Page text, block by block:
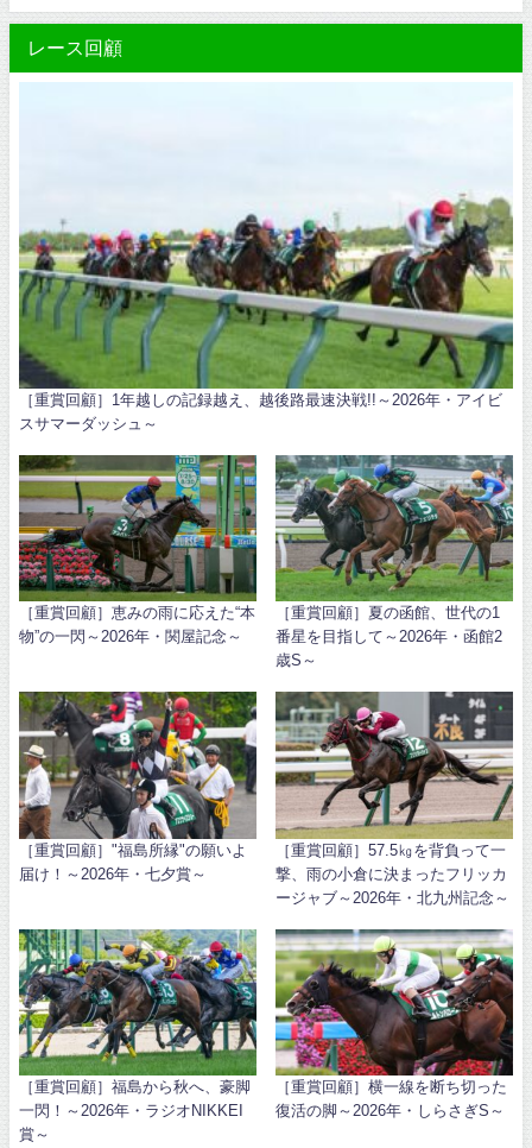
レース回顧
［重賞回顧］1年越しの記録越え、越後路最速決戦!!～2026年・アイビ
スサマーダッシュ～
［重賞回顧］恵みの雨に応えた“本
物”の一閃～2026年・関屋記念～
［重賞回顧］夏の函館、世代の1
番星を目指して～2026年・函館2
歳S～
［重賞回顧］"福島所縁"の願いよ
届け！～2026年・七夕賞～
［重賞回顧］57.5㎏を背負って一
撃、雨の小倉に決まったフリッカ
ージャブ～2026年・北九州記念～
［重賞回顧］福島から秋へ、豪脚
一閃！～2026年・ラジオNIKKEI
賞～
［重賞回顧］横一線を断ち切った
復活の脚～2026年・しらさぎS～